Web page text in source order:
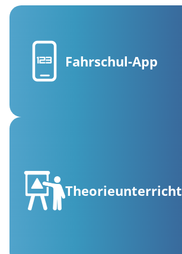
Fahrschul-App
Theorieunterricht